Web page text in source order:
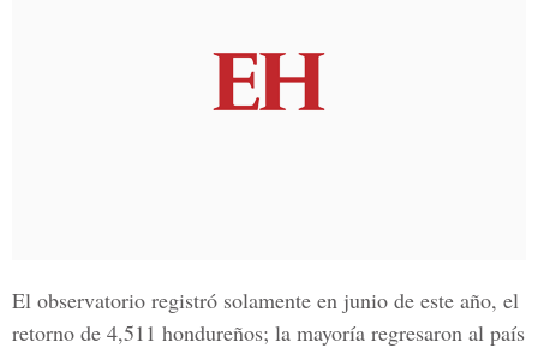
El observatorio registró solamente en junio de este año, el
retorno de 4,511 hondureños; la mayoría regresaron al país